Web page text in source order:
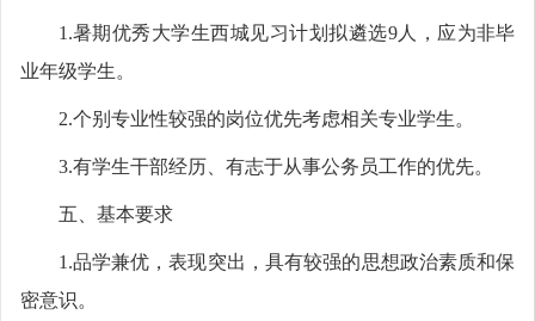
1.暑期优秀大学生西城见习计划拟遴选9人，应为非毕
业年级学生。
2.个别专业性较强的岗位优先考虑相关专业学生。
3.有学生干部经历、有志于从事公务员工作的优先。
五、基本要求
1.品学兼优，表现突出，具有较强的思想政治素质和保
密意识。